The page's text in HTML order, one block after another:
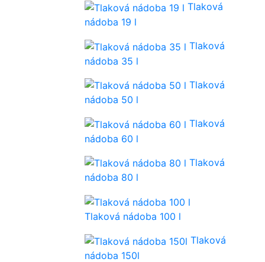
Tlaková
nádoba 19 l
Tlaková
nádoba 35 l
Tlaková
nádoba 50 l
Tlaková
nádoba 60 l
Tlaková
nádoba 80 l
Tlaková nádoba 100 l
Tlaková
nádoba 150l